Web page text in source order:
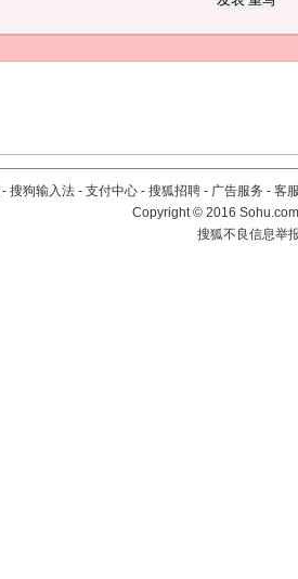
- 搜狗输入法 - 支付中心 - 搜狐招聘 - 广告服务 - 客
Copyright©2016
搜狐不良信息举